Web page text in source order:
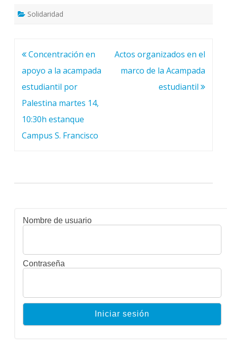
Solidaridad
Navegación
de
entradas
Concentración en
apoyo a la acampada
estudiantil por
Palestina martes 14,
10:30h estanque
Campus S. Francisco
Actos organizados en el
marco de la Acampada
estudiantil
Nombre de usuario
Contraseña